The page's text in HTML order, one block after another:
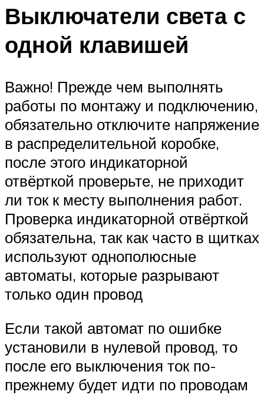
Выключатели света с
одной клавишей
Важно! Прежде чем выполнять
работы по монтажу и подключению,
обязательно отключите напряжение
в распределительной коробке,
после этого индикаторной
отвёрткой проверьте, не приходит
ли ток к месту выполнения работ.
Проверка индикаторной отвёрткой
обязательна, так как часто в щитках
используют однополюсные
автоматы, которые разрывают
только один провод
Если такой автомат по ошибке
установили в нулевой провод, то
после его выключения ток по-
прежнему будет идти по проводам